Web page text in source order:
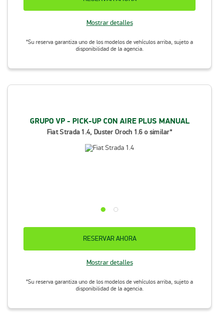
Mostrar detalles
*Su reserva garantiza uno de los modelos de vehículos arriba, sujeto a
disponibilidad de la agencia.
GRUPO VP - PICK-UP CON AIRE PLUS MANUAL
Fiat Strada 1.4, Duster Oroch 1.6 o similar*
RESERVAR AHORA
Mostrar detalles
*Su reserva garantiza uno de los modelos de vehículos arriba, sujeto a
disponibilidad de la agencia.